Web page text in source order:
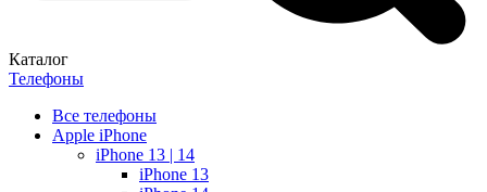
Каталог
Телефоны
Все телефоны
Apple iPhone
iPhone 13 | 14
iPhone 13